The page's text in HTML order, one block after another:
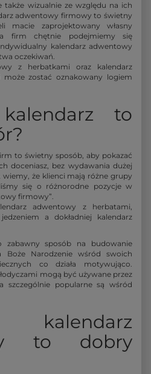
także wizualnie ze względu na ich
adwentowy firmowy to świetny
macie zaprojektowany własny
firm chętnie podejmiemy się
kalendarz adwentowy
oczekiwań.
z herbatkami oraz kalendarz
może zostać oznakowany logiem
to
to świetny sposób, aby pokazać
doceniasz, bez wydawania dużej
wiemy, że klienci mają różne grupy
się o różnorodne pozycje w
firmowy”.
adwentowy z herbatami,
a dokładniej kalendarz
zabawny sposób na budowanie
Boże Narodzenie wśród swoich
co działa motywująco.
mogą być używane przez
popularne są wśród
to dobry